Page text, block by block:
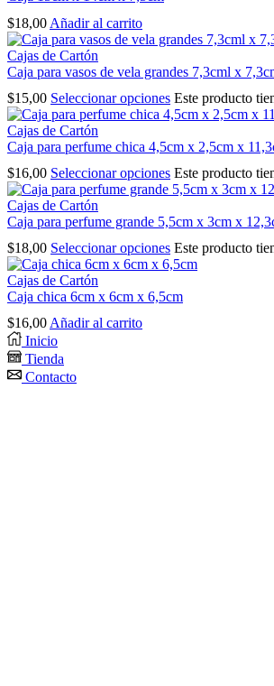
$18,00 Añadir al carrito
Cajas de Cartón
Caja para vasos de vela grandes 7,3cml x
$15,00 Seleccionar opciones Este producto
Cajas de Cartón
Caja para perfume chica 4,5cm x 2,5cm x
$16,00 Seleccionar opciones Este producto
Cajas de Cartón
Caja para perfume grande 5,5cm x 3cm x
$18,00 Seleccionar opciones Este producto
Cajas de Cartón
Caja chica 6cm x 6cm x 6,5cm
$16,00Añadir al carrito
Inicio
Tienda
Contacto